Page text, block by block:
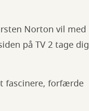
Norton vil med
på TV 2 tage dig
fascinere, forfærde